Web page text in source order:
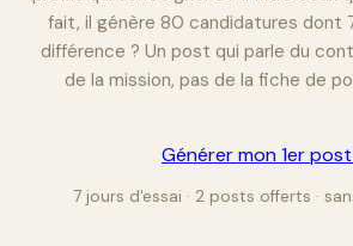
fait, il génère 80 candidatures dont
différence ? Un post qui parle du
de la mission, pas de la fiche de
Générer mon 1er
7 jours d'essai · 2 posts offerts ·